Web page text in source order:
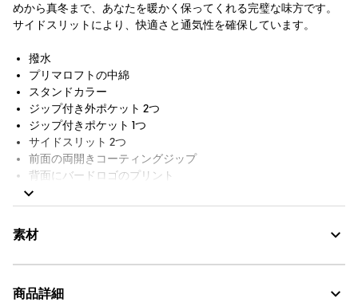
めから真冬まで、あなたを暖かく保ってくれる完璧な味方です。
サイドスリットにより、快適さと通気性を確保しています。
撥水
プリマロフトの中綿
スタンドカラー
ジップ付き外ポケット 2つ
ジップ付きポケット 1つ
サイドスリット 2つ
前面の両開きコーティングジップ
背面にバードロゴのプリント
シリコン製Aigleバッジ
裏地付き
AIGLE FOR TOMORROW（再生素材や環境に配慮した生産背景を
持つ商品）
素材
商品詳細